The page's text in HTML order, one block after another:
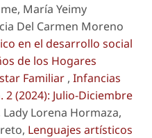
María Yeimy
Del Carmen Moreno
en el desarrollo social
de los Hogares
Familiar , Infancias
(2024): Julio-Diciembre
Lorena Hormaza,
Lenguajes artísticos